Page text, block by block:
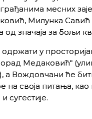
месних
Милунка
значаја за бољи
у
Медаковић“
а Вождовчани ће
на своја питања,
сугестије.